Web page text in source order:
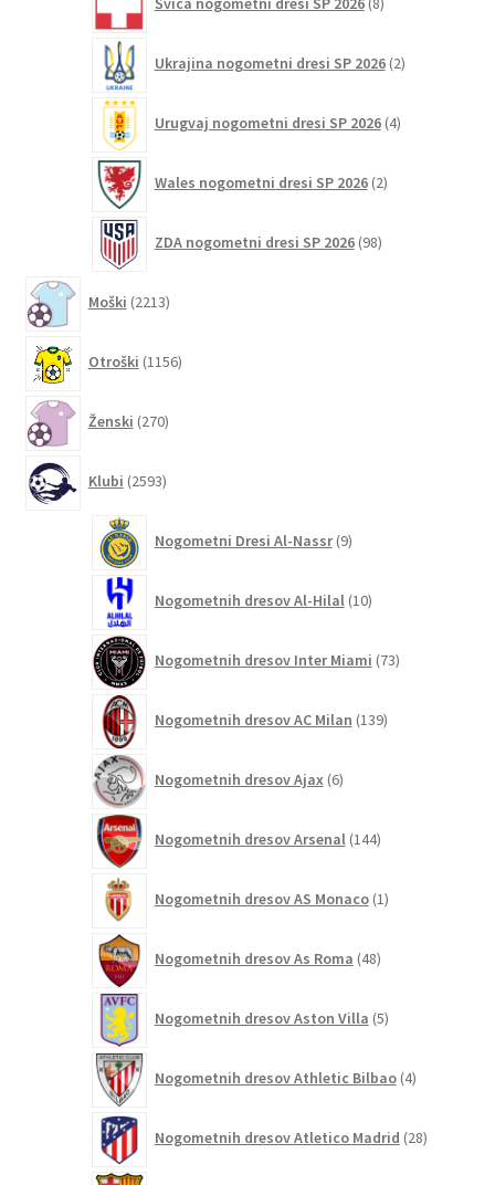
izdelkov
Ukrajina nogometni dresi SP 2026 2izdelka
Urugvaj nogometni dresi SP 2026 4izdelki
Wales nogometni dresi SP 2026 2izdelka
ZDA nogometni dresi SP 2026 98izdelkov
Moški 2213izdelkov
Otroški 1156izdelkov
Ženski 270izdelkov
Klubi 2593izdelkov
Nogometni Dresi Al-Nassr 9izdelkov
Nogometnih dresov Al-Hilal 10izdelkov
Nogometnih dresov Inter Miami 73izdelkov
Nogometnih dresov AC Milan 139izdelkov
Nogometnih dresov Ajax 6izdelkov
Nogometnih dresov Arsenal 144izdelkov
Nogometnih dresov AS Monaco 1izdelek
Nogometnih dresov As Roma 48izdelkov
Nogometnih dresov Aston Villa 5izdelkov
Nogometnih dresov Athletic Bilbao 4izdelki
Nogometnih dresov Atletico Madrid 28izdelkov